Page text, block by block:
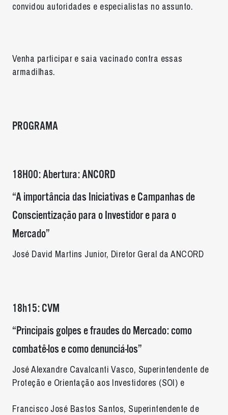
convidou autoridades e especialistas no assunto.
Venha participar e saia vacinado contra essas
armadilhas.
PROGRAMA
18H00: Abertura: ANCORD
“A importância das Iniciativas e Campanhas de
Conscientização para o Investidor e para o
Mercado”
José David Martins Junior, Diretor Geral da ANCORD
18h15: CVM
“Principais golpes e fraudes do Mercado: como
combatê-los e como denunciá-los”
José Alexandre Cavalcanti Vasco, Superintendente de
Proteção e Orientação aos Investidores (SOI) e
Francisco José Bastos Santos, Superintendente de